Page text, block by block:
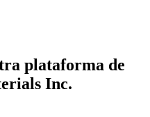
plataforma de
Inc.